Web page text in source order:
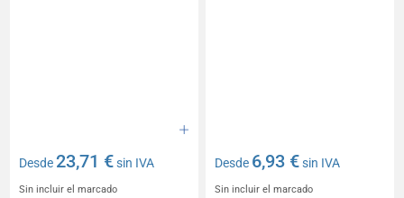
Desde23,71 €sin IVA
Sin incluir el marcado
Desde 6,93 €sin IVA
Sin incluir el marcado